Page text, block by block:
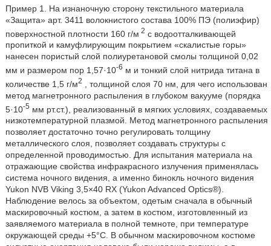
Пример 1. На изнаночную сторону текстильного материала
«Защита» арт. 3411 волокнистого состава 100% ПЭ (полиэфир)
поверхностной плотности 160 г/м 2 с водоотталкивающей
пропиткой и камуфлирующим покрытием «скалистые горы»
нанесен пористый слой полиуретановой смолы толщиной 0,02
мм и размером пор 1,57·10-6 м и тонкий слой нитрида титана в
количестве 1,5 г/м2
, толщиной слоя 70 нм, для чего использован
метод магнетронного распыления в глубоком вакууме (порядка
5·10-5 мм рт.ст.), реализованный в мягких условиях, создаваемых
низкотемпературной плазмой. Метод магнетронного распыления
позволяет достаточно точно регулировать толщину
металлического слоя, позволяет создавать структуры с
определенной проводимостью. Для испытания материала на
отражающие свойства инфракрасного излучения применялась
система ночного видения, а именно бинокль ночного видения
Yukon NVB Viking 3,5×40 RX (Yukon Advanced Optics®).
Наблюдение велось за объектом, одетым сначала в обычный
маскировочный костюм, а затем в костюм, изготовленный из
заявляемого материала в полной темноте, при температуре
окружающей среды +5°C. В обычном маскировочном костюме